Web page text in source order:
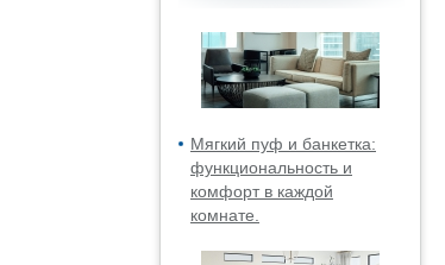
Мягкий пуф и банкетка:
функциональность и
комфорт в каждой
комнате.